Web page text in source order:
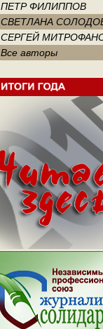
ПЕТР ФИЛИППОВ
СВЕТЛАНА
СЕРГЕЙ
Все авторы